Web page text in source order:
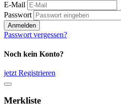
E-Mail
Passwort
Anmelden
Passwort vergessen?
Noch kein Konto?
jetzt Registrieren
Merkliste